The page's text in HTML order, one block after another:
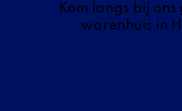
Kom langs bij ons
warenhuis in